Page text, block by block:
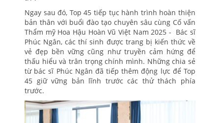
Ngay sau đó, Top 45 tiếp tục hành trình hoàn thiện
bản thân với buổi đào tạo chuyên sâu cùng Cố vấn
Thẩm mỹ Hoa Hậu Hoàn Vũ Việt Nam 2025 - Bác sĩ
Phúc Ngân, các thí sinh được trang bị kiến thức về
vẻ đẹp bền vững cũng như truyền cảm hứng để
thấu hiểu và trân trọng chính mình. Những chia sẻ
từ bác sĩ Phúc Ngân đã tiếp thêm động lực để Top
45 giữ vững bản lĩnh trước các thử thách phía
trước.